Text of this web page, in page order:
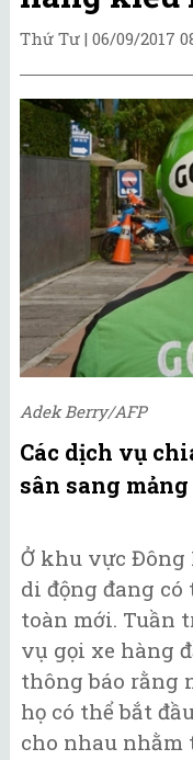
Thứ Tư | 06/09/2017
Adek Berry/AFP
Các dịch vụ
sân sang
Ở khu vực Đông
di động đang
toàn mới. Tuần
vụ gọi xe hàng
thông báo rằng
họ có thể bắt
cho nhau nhằm